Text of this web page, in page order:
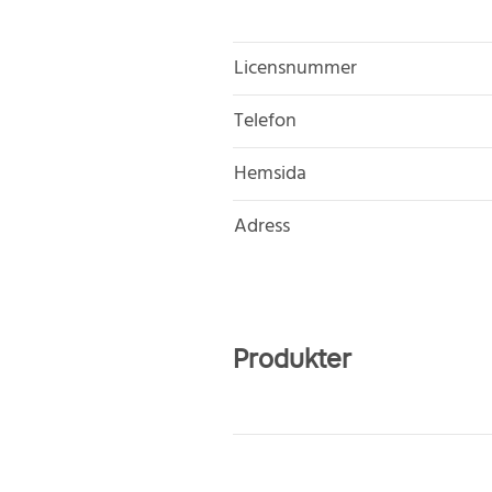
Licensnummer
Telefon
Hemsida
Adress
Produkter